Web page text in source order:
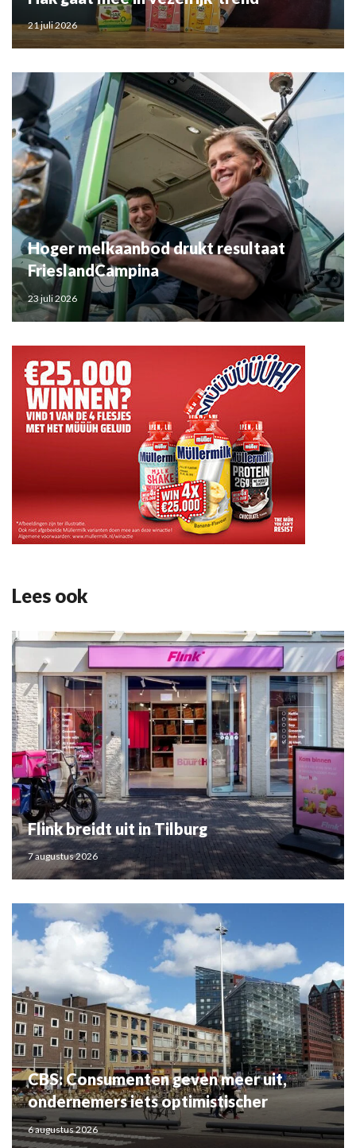
21 juli 2026
Hoger melkaanbod drukt resultaat
FrieslandCampina
23 juli 2026
Lees ook
Flink breidt uit in Tilburg
7 augustus 2026
CBS: Consumenten geven meer uit,
ondernemers iets optimistischer
6 augustus 2026